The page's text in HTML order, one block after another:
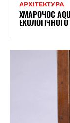
АРХІТЕКТУРА
ХМАРОЧОС